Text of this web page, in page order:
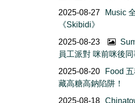
2025-08-27
Music
《Skibidi》
2025-08-23
員工派對 咪前咪後
2025-08-20
Food
藏高糖高鈉陷阱！
2025-08-18